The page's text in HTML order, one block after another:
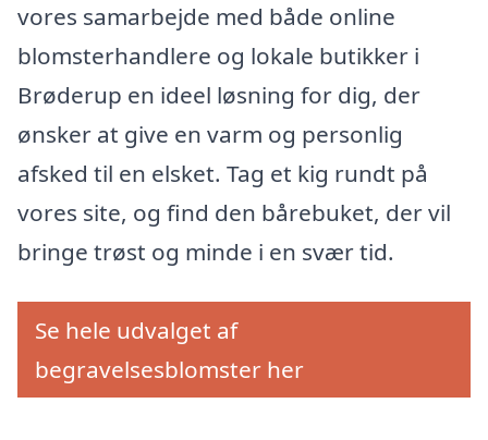
vores samarbejde med både online
blomsterhandlere og lokale butikker i
Brøderup en ideel løsning for dig, der
ønsker at give en varm og personlig
afsked til en elsket. Tag et kig rundt på
vores site, og find den bårebuket, der vil
bringe trøst og minde i en svær tid.
Se hele udvalget af
begravelsesblomster her